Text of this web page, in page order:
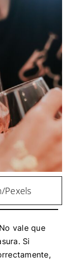
Pexels
vale que
Si